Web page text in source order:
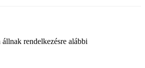
rendelkezésre alábbi